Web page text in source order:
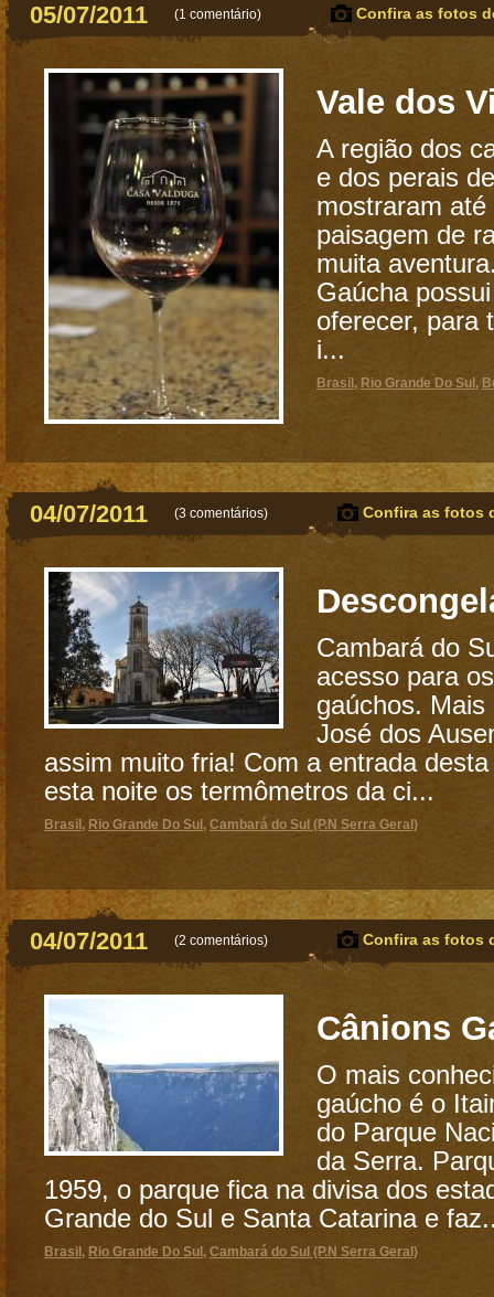
05/07/2011 (1 comentário) Confira as fotos
Vale dos
A região dos
e dos perais
mostraram
paisagem de
muita
Gaúcha
oferecer, para
i...
Brasil , Rio Grande Do Sul ,
04/07/2011 (3 comentários) Confira as fotos
Cambará do
acesso para
gaúchos.
José dos
assim muito fria! Com a entrada
esta noite os termômetros da ci...
Brasil , Rio Grande Do Sul , Cambará do Sul (P.N Serra Geral)
04/07/2011 (2 comentários) Confira as fotos
Cânions
O mais
gaúcho é o
do Parque
da Serra.
1959, o parque fica na divisa dos
Grande do Sul e Santa Catarina e
Brasil , Rio Grande Do Sul , Cambará do Sul (P.N Serra Geral)